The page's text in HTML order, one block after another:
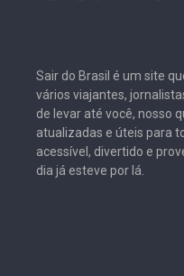
Sair do Brasil é um site
vários viajantes,
de levar até você, nosso
atualizadas e úteis para
acessível, divertido e
dia já esteve por lá.